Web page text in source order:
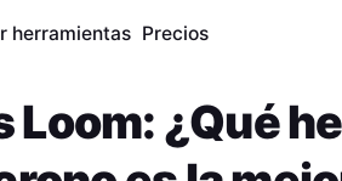
herramientas Precios
Loom: ¿Qué